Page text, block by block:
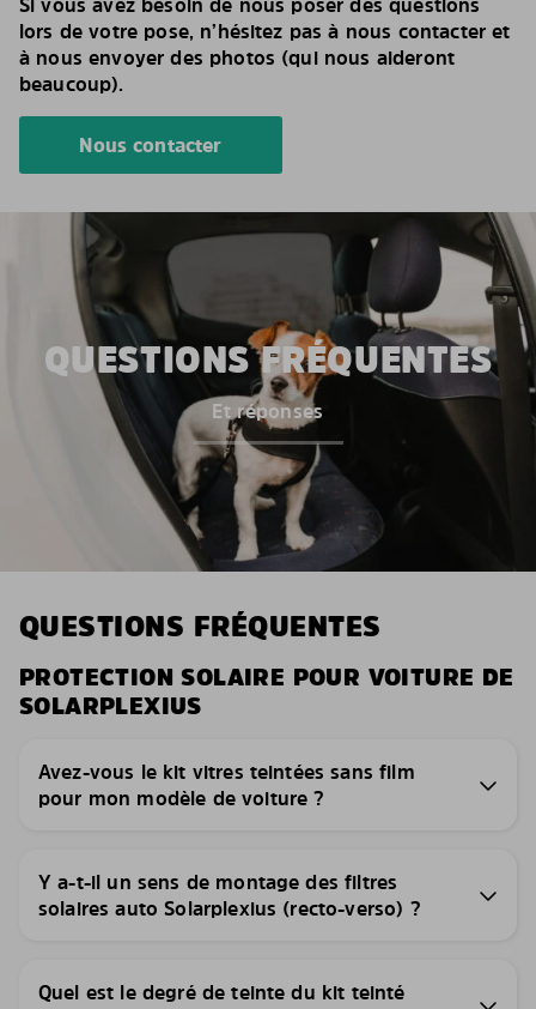
lors de votre pose, n’hésitez pas à nous contacter et
à nous envoyer des photos (qui nous aideront
beaucoup).
Nous contacter
QUESTIONS FRÉQUENTES
Et réponses
QUESTIONS FRÉQUENTES
PROTECTION SOLAIRE POUR VOITURE DE
SOLARPLEXIUS
Avez-vous le kit vitres teintées sans film
pour mon modèle de voiture ?
Y a-t-il un sens de montage des filtres
solaires auto Solarplexius (recto-verso) ?
Quel est le degré de teinte du kit teinté